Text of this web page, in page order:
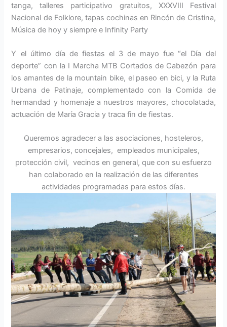
tanga, talleres participativo gratuitos, XXXVIII Festival
Nacional de Folklore, tapas cochinas en Rincón de Cristina,
Música de hoy y siempre e Infinity Party
Y el último día de fiestas el 3 de mayo fue “el Día del
deporte” con la I Marcha MTB Cortados de Cabezón para
los amantes de la mountain bike, el paseo en bici, y la Ruta
Urbana de Patinaje, complementado con la Comida de
hermandad y homenaje a nuestros mayores, chocolatada,
actuación de María Gracia y traca fin de fiestas.
Queremos agradecer a las asociaciones, hosteleros,
empresarios, concejales, empleados municipales,
protección civil, vecinos en general, que con su esfuerzo
han colaborado en la realización de las diferentes
actividades programadas para estos días.